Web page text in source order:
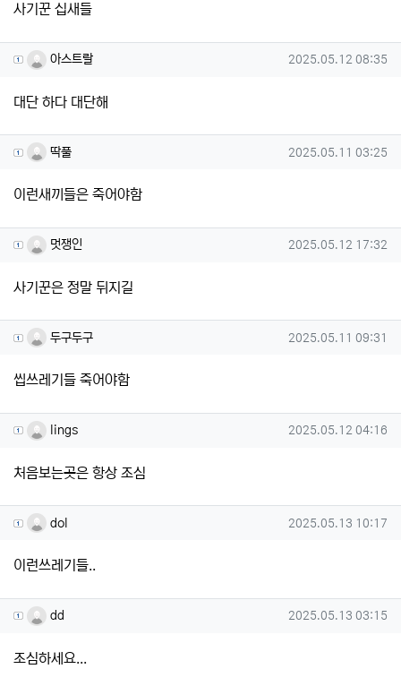
사기꾼 십새들
아스트랄님의 댓글
아스트랄 작성일
2025.05.12 08:35
대단 하다 대단해
딱풀님의 댓글
딱풀 작성일
2025.05.11 03:25
이런새끼들은 죽어야함
멋쟁인님의 댓글
멋쟁인 작성일
2025.05.12 17:32
사기꾼은 정말 뒤지길
두구두구님의 댓글
두구두구 작성일
2025.05.11 09:31
씹쓰레기들 죽어야함
lings님의 댓글
lings 작성일
2025.05.12 04:16
처음보는곳은 항상 조심
dol님의 댓글
dol 작성일
2025.05.13 10:17
이런쓰레기들..
dd님의 댓글
dd 작성일
2025.05.13 03:15
조심하세요...